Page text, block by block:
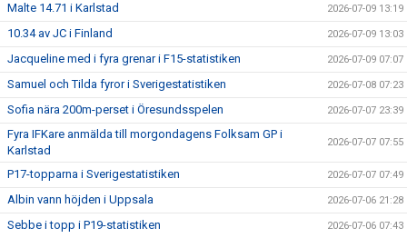
Malte 14.71 i Karlstad 2026-07-09 13:19
10.34 av JC i Finland 2026-07-09 13:03
Jacqueline med i fyra grenar i F15-statistiken 2026-07-09 07:07
Samuel och Tilda fyror i Sverigestatistiken 2026-07-08 07:23
Sofia nära 200m-perset i Öresundsspelen 2026-07-07 23:39
Fyra IFKare anmälda till morgondagens Folksam GP i
Karlstad
2026-07-07 07:55
P17-topparna i Sverigestatistiken 2026-07-07 07:49
Albin vann höjden i Uppsala 2026-07-06 21:28
Sebbe i topp i P19-statistiken 2026-07-06 07:43